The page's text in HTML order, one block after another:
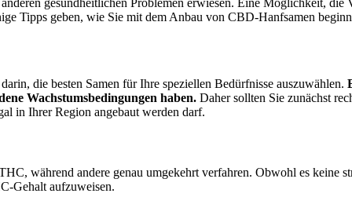
Tipps geben, wie Sie mit dem Anbau von CBD-Hanfsamen
die besten Samen für Ihre speziellen Bedürfnisse auszuwählen.
Wachstumsbedingungen haben. Daher sollten Sie zunächst
in Ihrer Region angebaut werden darf.
während andere genau umgekehrt verfahren. Obwohl es keine
Gehalt aufzuweisen.